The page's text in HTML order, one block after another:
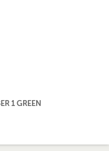
1 GREEN